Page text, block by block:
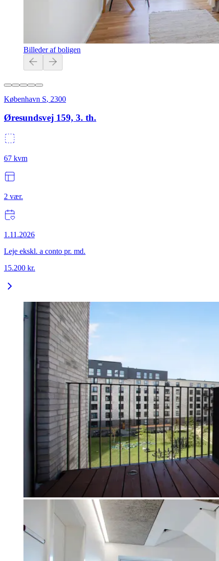
Billeder af boligen
København S, 2300
Øresundsvej 159, 3. th.
67 kvm
2 vær.
1.11.2026
Leje ekskl. a conto pr. md.
15.200 kr.